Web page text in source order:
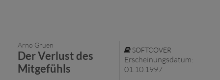
Arno Gruen
Der Verlust des
Mitgefühls
SOFTCOVER
Erscheinungsdatum:
01.10.1997